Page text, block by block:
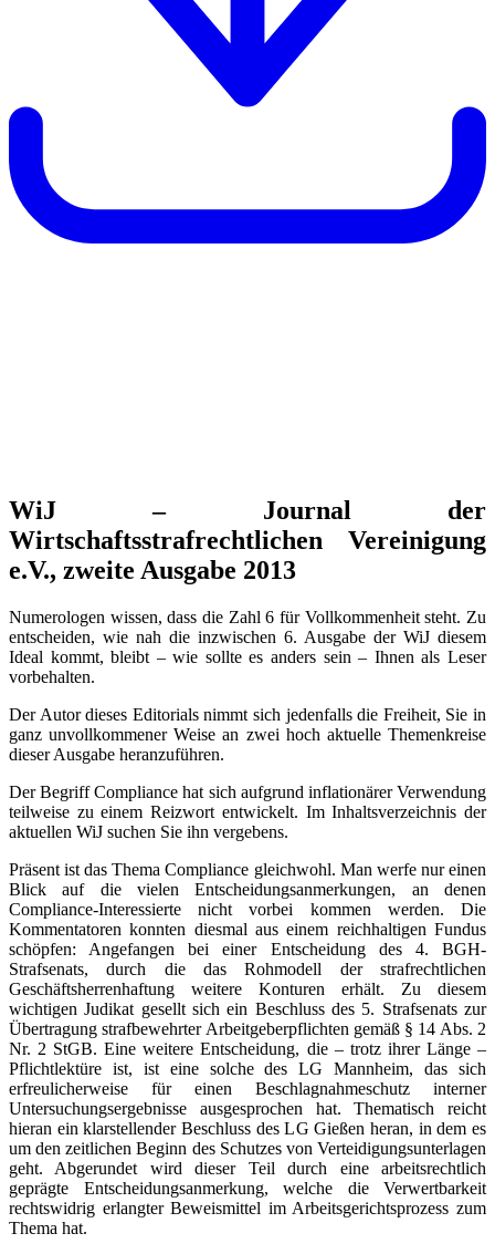
WiJ – Journal der
Wirtschaftsstrafrechtlichen Vereinigung
e.V., zweite Ausgabe 2013
Numerologen wissen, dass die Zahl 6 für Vollkommenheit steht. Zu
entscheiden, wie nah die inzwischen 6. Ausgabe der WiJ diesem
Ideal kommt, bleibt – wie sollte es anders sein – Ihnen als Leser
vorbehalten.
Der Autor dieses Editorials nimmt sich jedenfalls die Freiheit, Sie in
ganz unvollkommener Weise an zwei hoch aktuelle Themenkreise
dieser Ausgabe heranzuführen.
Der Begriff Compliance hat sich aufgrund inflationärer Verwendung
teilweise zu einem Reizwort entwickelt. Im Inhaltsverzeichnis der
aktuellen WiJ suchen Sie ihn vergebens.
Präsent ist das Thema Compliance gleichwohl. Man werfe nur einen
Blick auf die vielen Entscheidungsanmerkungen, an denen
Compliance-Interessierte nicht vorbei kommen werden. Die
Kommentatoren konnten diesmal aus einem reichhaltigen Fundus
schöpfen: Angefangen bei einer Entscheidung des 4. BGH-
Strafsenats, durch die das Rohmodell der strafrechtlichen
Geschäftsherrenhaftung weitere Konturen erhält. Zu diesem
wichtigen Judikat gesellt sich ein Beschluss des 5. Strafsenats zur
Übertragung strafbewehrter Arbeitgeberpflichten gemäß § 14 Abs. 2
Nr. 2 StGB. Eine weitere Entscheidung, die – trotz ihrer Länge –
Pflichtlektüre ist, ist eine solche des LG Mannheim, das sich
erfreulicherweise für einen Beschlagnahmeschutz interner
Untersuchungsergebnisse ausgesprochen hat. Thematisch reicht
hieran ein klarstellender Beschluss des LG Gießen heran, in dem es
um den zeitlichen Beginn des Schutzes von Verteidigungsunterlagen
geht. Abgerundet wird dieser Teil durch eine arbeitsrechtlich
geprägte Entscheidungsanmerkung, welche die Verwertbarkeit
rechtswidrig erlangter Beweismittel im Arbeitsgerichtsprozess zum
Thema hat.